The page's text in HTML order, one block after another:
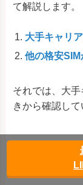
て解説します。
大手キャリ
他の格安
それでは、大
きから確認して
5-1. 大手
続きできる